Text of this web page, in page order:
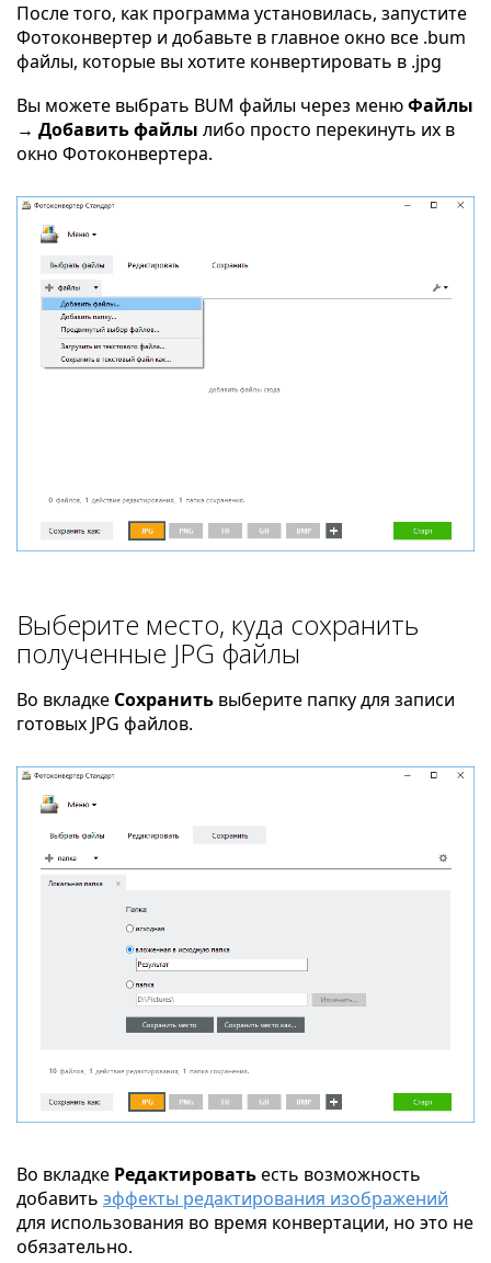
После того, как программа установилась, запустите
Фотоконвертер и добавьте в главное окно все .bum
файлы, которые вы хотите конвертировать в .jpg
Вы можете выбрать BUM файлы через менюФайлы
→ Добавить файлы либо просто перекинуть их в
окно Фотоконвертера.
Выберите место, куда сохранить
полученные JPG файлы
Во вкладке Сохранить выберите папку для записи
готовых JPG файлов.
Во вкладке Редактироватьесть возможность
добавить эффекты редактирования изображений
для использования во время конвертации, но это не
обязательно.